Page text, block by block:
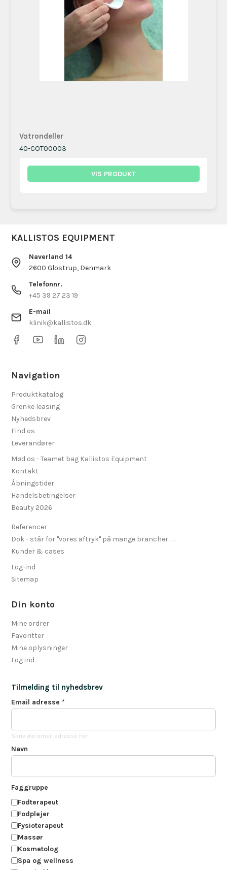
Vatrondeller
40-COT00003
VIS PRODUKT
KALLISTOS EQUIPMENT
Naverland 14
2600 Glostrup, Denmark
Telefonnr.
+45 39 27 23 19
E-mail
klinik@kallistos.dk
Navigation
Produktkatalog
Grenke leasing
Nyhedsbrev
Find os
Leverandører
Mød os - Teamet bag Kallistos Equipment
Kontakt
Åbningstider
Handelsbetingelser
Beauty 2026
Referencer
Dok - står for "vores aftryk" på mange brancher.......
Kunder & cases
Log-ind
Sitemap
Din konto
Mine ordrer
Favoritter
Mine oplysninger
Log ind
Tilmelding til nyhedsbrev
Email adresse*
Skriv din email adresse her
Navn
Faggruppe
Fodterapeut
Fodplejer
Fysioterapeut
Massør
Kosmetolog
Spa og wellness